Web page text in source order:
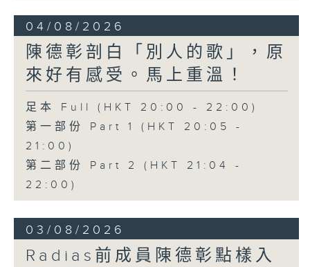
04/08/2026
陳德彰剖白「別人的歌」，原
來好有感受。馬上重溫！
足本 Full (HKT 20:00 - 22:00)
第一部份 Part 1 (HKT 20:05 -
21:00)
第二部份 Part 2 (HKT 21:04 -
22:00)
03/08/2026
Radias前成員陳德彰點樣入